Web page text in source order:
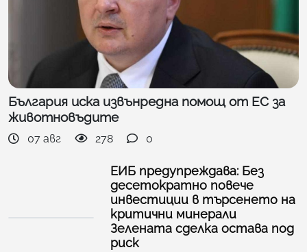
България иска извънредна помощ от ЕС за
животновъдите
07 авг 278 0
ЕИБ предупреждава: Без
десетократно повече
инвестиции в търсенето на
критични минерали
Зелената сделка остава под
риск